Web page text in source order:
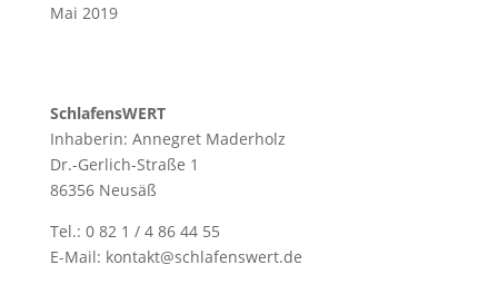
Mai 2019
SchlafensWERT
Inhaberin: Annegret Maderholz
Dr.-Gerlich-Straße 1
86356 Neusäß
Tel.: 0 82 1 / 4 86 44 55
E-Mail: kontakt@schlafenswert.de